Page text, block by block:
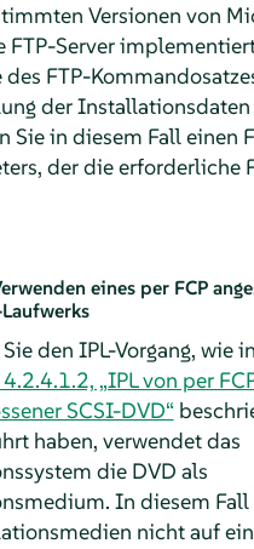
Versionen von
FTP-Server
des FTP-
der
Sie in diesem Fall einen
der die erforderliche
eines per FCP
den IPL-Vorgang, wie in
„IPL von per
SCSI-DVD“
haben, verwendet das
die DVD als
In diesem Fall
nicht auf